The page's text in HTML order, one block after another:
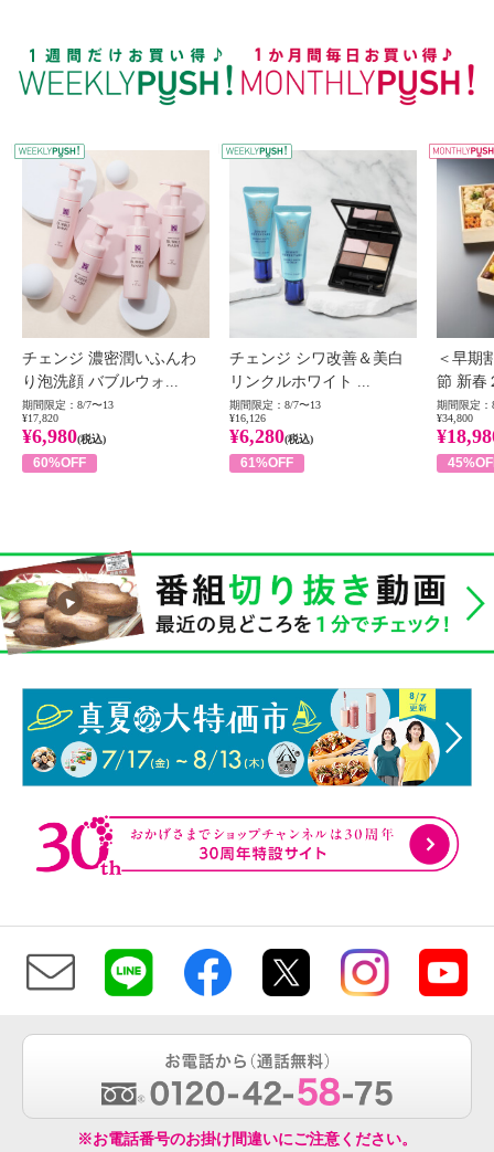
WEEKLY PUSH
チェンジ 濃密潤いふんわ
り泡洗顔 バブルウォ...
期間限定：8/7〜13
¥17,820
¥6,980(税込)
60%OFF
チェンジ シワ改善＆美白
リンクルホワイト ...
期間限定：8/7〜13
¥16,126
¥6,280(税込)
61%OFF
＜早期
節 新春
期間限定：
¥34,800
※お電話番号のお掛け間違いにご注意ください。